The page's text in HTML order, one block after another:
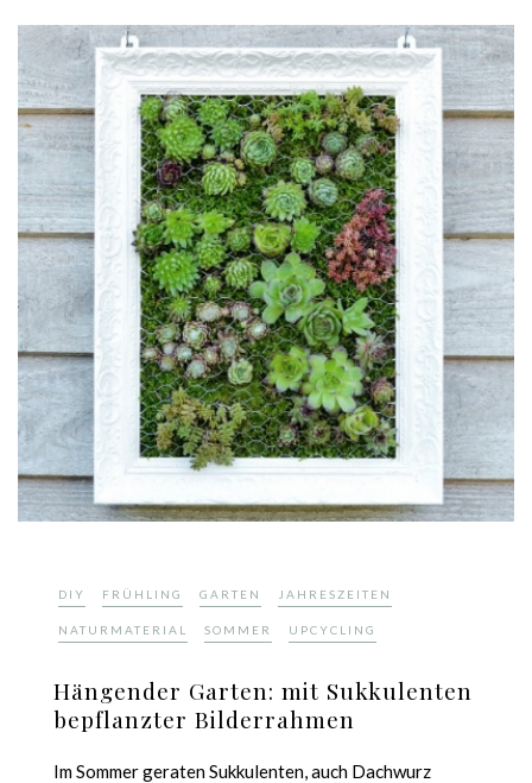
DIY FRÜHLING GARTEN JAHRESZEITEN
NATURMATERIAL SOMMER UPCYCLING
Hängender Garten: mit Sukkulenten
bepflanzter Bilderrahmen
Im Sommer geraten Sukkulenten, auch Dachwurz